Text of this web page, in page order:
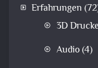
Erfahrungen
3D
Audio(4)